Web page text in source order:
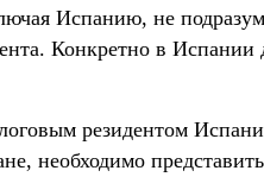
Испанию, не
Конкретно в
резидентом
необходимо